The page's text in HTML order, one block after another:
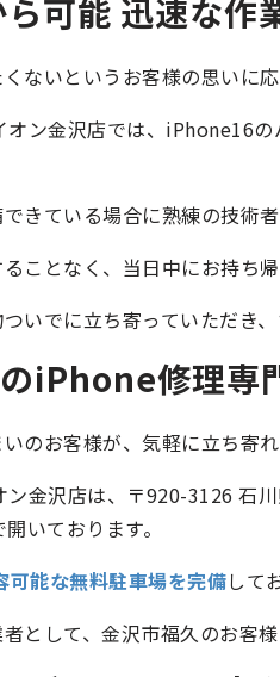
可能 迅速な作
ないというお客様の思いに
オン金沢店では、iPhone16の
きている場合に熟練の技術
ことなく、当日中にお持ち帰
いでに立ち寄っていただき
iPhone修理専
のお客様が、気軽に立ち寄
ン金沢店は、〒920-3126 石
いております。
可能な無料駐車場を完備して
として、金沢市福久のお客